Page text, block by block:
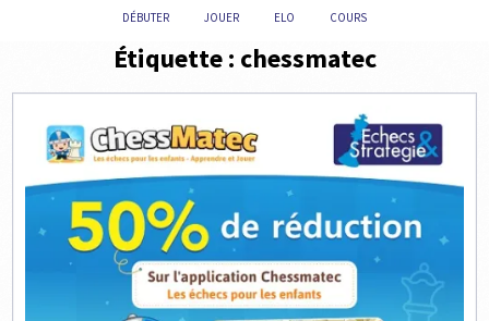
DÉBUTER JOUER ELO COURS
Étiquette : chessmatec